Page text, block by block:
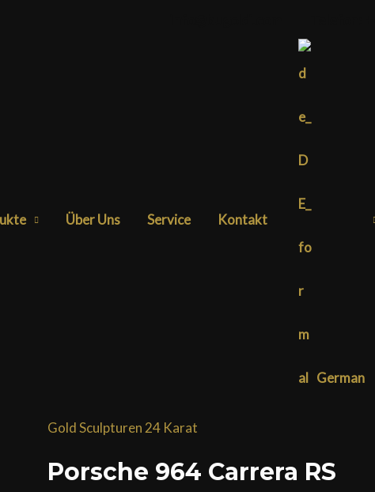
Über Uns Service Kontakt
German
Gold Sculpturen 24 Karat
Porsche 964 Carrera RS